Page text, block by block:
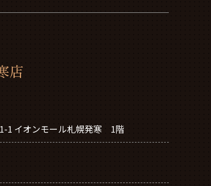
店
1 イオンモール札幌発寒 1階